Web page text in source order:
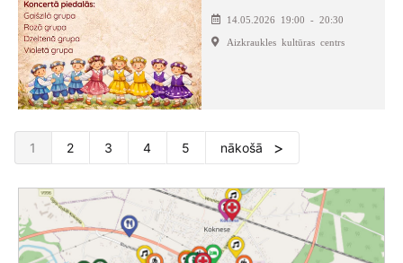
14.05.2026 19:00 - 20:30
Aizkraukles kultūras centrs
1 2 3 4 5 nākošā